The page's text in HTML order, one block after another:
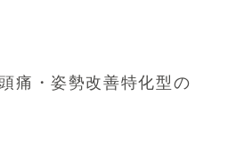
痛・姿勢改善特化型の